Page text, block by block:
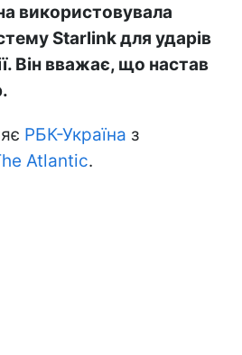
використовувала
Starlink для ударів
Він вважає, що настав
РБК-Україна з
Atlantic.